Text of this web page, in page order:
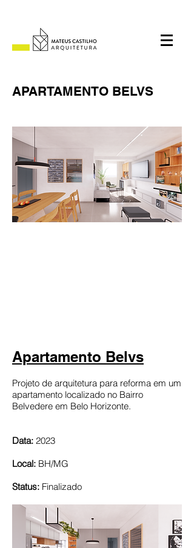
APARTAMENTO BELVS
Apartamento Belvs
Projeto de arquitetura para reforma em um
apartamento localizado no Bairro
Belvedere em Belo Horizonte.
Data: 2023
Local: BH/MG
Status: Finalizado